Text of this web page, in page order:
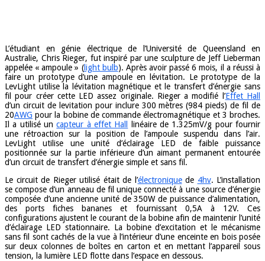
L’étudiant en génie électrique de l’Université de Queensland en
Australie, Chris Rieger, fut inspiré par une sculpture de Jeff Lieberman
appelée « ampoule » (light bulb). Après avoir passé 6 mois, il a réussi à
faire un prototype d’une ampoule en lévitation. Le prototype de la
LevLight utilise la lévitation magnétique et le transfert d’énergie sans
fil pour créer cette LED assez originale. Rieger a modifié l’Effet Hall
d’un circuit de levitation pour inclure 300 mètres (984 pieds) de fil de
20AWG pour la bobine de commande électromagnétique et 3 broches.
Il a utilisé uncapteur à effet Hall
linéaire de 1.325mV/g pour fournir
une rétroaction sur la position de l’ampoule suspendu dans l’air.
LevLight utilise une unité d’éclairage LED de faible puissance
positionnée sur la partie inférieure d’un aimant permanent entourée
d’un circuit de transfert d’énergie simple et sans fil.
Le circuit de Rieger utilisé était de l’électroniquede 4hv. L’installation
se compose d’un anneau de fil unique connecté à une source d’énergie
composée d’une ancienne unité de 350W de puissance d’alimentation,
des ports fiches bananes et fournissant 0,5A à 12V. Ces
configurations ajustent le courant de la bobine afin de maintenir l’unité
d’éclairage LED stationnaire. La bobine d’excitation et le mécanisme
sans fil sont cachés de la vue à l’intérieur d’une enceinte en bois posée
sur deux colonnes de boîtes en carton et en mettant l’appareil sous
tension, la lumière LED flotte dans l’espace en dessous.